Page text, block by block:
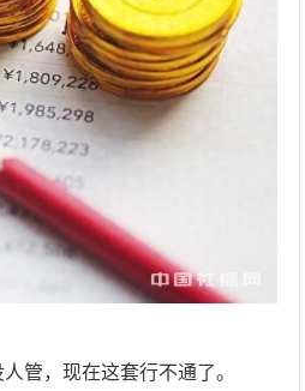
管，现在这套行不通了。